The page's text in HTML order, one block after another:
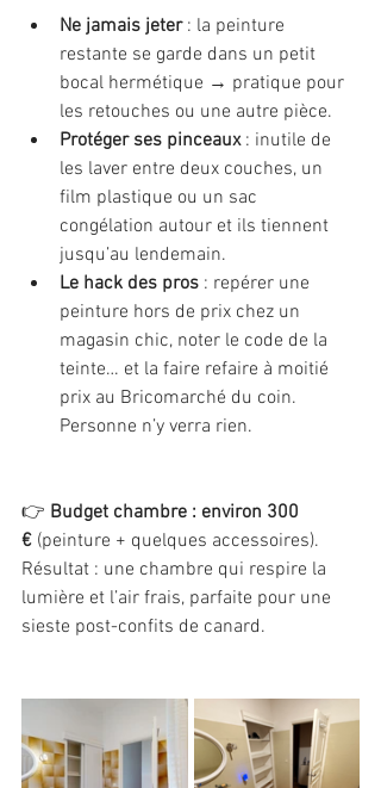
Ne jamais jeter : la peinture
restante se garde dans un petit
bocal hermétique → pratique pour
les retouches ou une autre pièce.
Protéger ses pinceaux : inutile de
les laver entre deux couches, un
film plastique ou un sac
congélation autour et ils tiennent
jusqu’au lendemain.
Le hack des pros : repérer une
peinture hors de prix chez un
magasin chic, noter le code de la
teinte… et la faire refaire à moitié
prix au Bricomarché du coin.
Personne n’y verra rien.
👉 Budget chambre : environ 300
€ (peinture + quelques accessoires).
Résultat : une chambre qui respire la
lumière et l’air frais, parfaite pour une
sieste post-confits de canard.